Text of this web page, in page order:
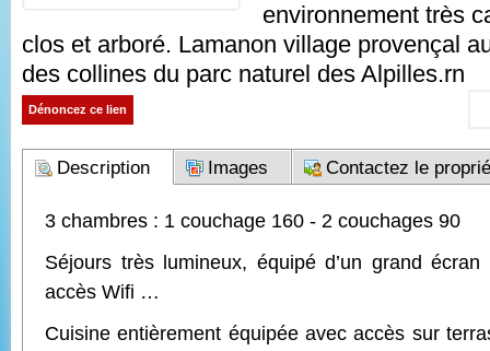
environnement très
clos et arboré. Lamanon village provençal
des collines du parc naturel des Alpilles.rn
Dénoncez ce lien
Description Images Contactez le
3 chambres : 1 couchage 160 - 2 couchages 90
Séjours très lumineux, équipé d’un grand
accès Wifi …
Cuisine entièrement équipée avec accès sur